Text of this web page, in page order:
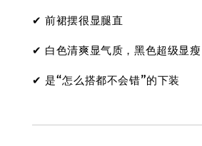
✔ 前裙摆很显腿直
✔ 白色清爽显气质，黑色超级显瘦
✔ 是“怎么搭都不会错”的下装